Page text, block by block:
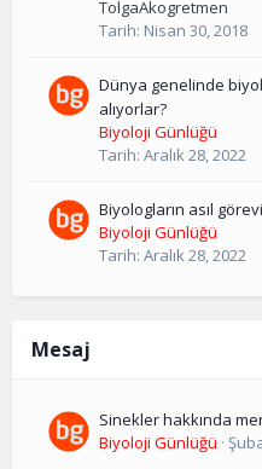
TolgaAkogretmen
Tarih: Nisan 30, 2018
Dünya genelinde
alıyorlar?
Biyoloji Günlüğü
Tarih: Aralık 28, 2022
Biyologların asıl
Biyoloji Günlüğü
Tarih: Aralık 28, 2022
Mesaj
Sinekler hakkında
Biyoloji Günlüğü ·